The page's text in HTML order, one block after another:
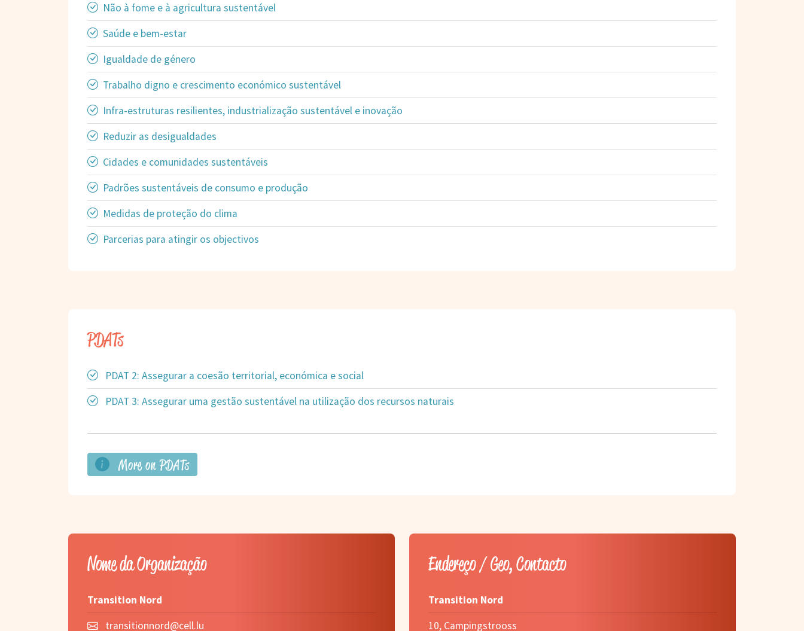
Não à fome e à agricultura sustentável
Saúde e bem-estar
Igualdade de género
Trabalho digno e crescimento económico sustentável
Infra-estruturas resilientes, industrialização sustentável e inovação
Reduzir as desigualdades
Cidades e comunidades sustentáveis
Padrões sustentáveis de consumo e produção
Medidas de proteção do clima
Parcerias para atingir os objectivos
PDATs
PDAT 2: Assegurar a coesão territorial, económica e social
PDAT 3: Assegurar uma gestão sustentável na utilização dos recursos naturais
More on PDATs
Nome da Organização
Transition Nord
transitionnord@cell.lu
Endereço / Geo, Contacto
Transition Nord
10, Campingstrooss